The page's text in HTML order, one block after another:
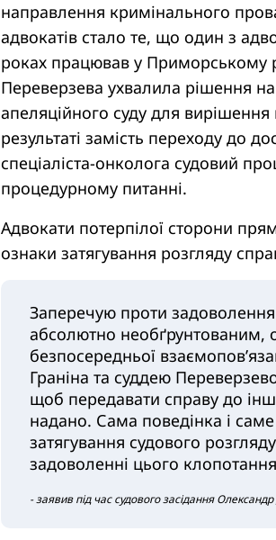
направлення кримінального
адвокатів стало те, що один з
роках працював у Приморському
Переверзева ухвалила рішення
апеляційного суду для
результаті замість переходу до
спеціаліста-онколога судовий
процедурному питанні.
Адвокати потерпілої сторони
ознаки затягування розгляду
Заперечую проти
абсолютно необґрунтованим,
безпосередньої
Граніна та суддею
щоб передавати справу до
надано. Сама поведінка і
затягування судового
задоволенні цього клопотання
- заявив під час судового засідання